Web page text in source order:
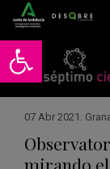
Abrir barra de
07 Abr 2021 .
mirando